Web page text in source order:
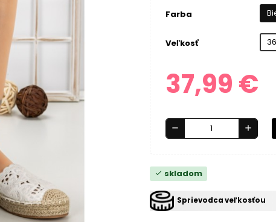
Farba
Veľkosť 36
37,99 €
remove add
check skladom
Sprievodca veľkosťou